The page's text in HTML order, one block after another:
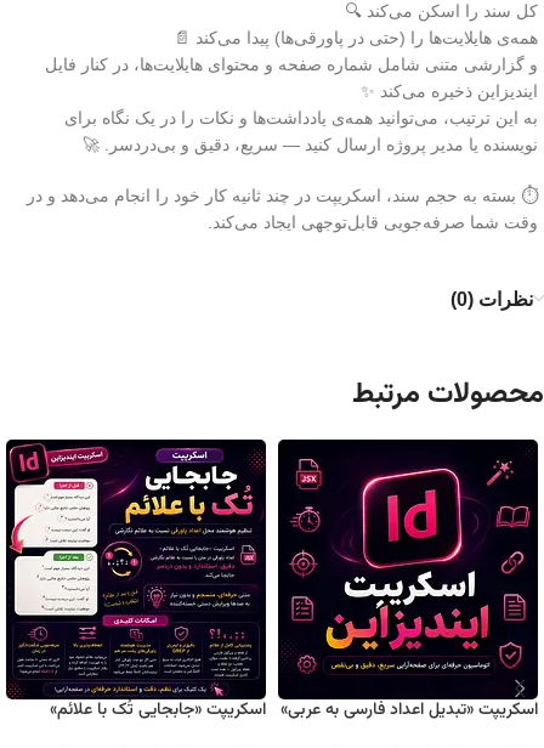
کل سند را اسکن می‌کند 🔍
همه‌ی هایلایت‌ها را (حتی در پاورقی‌ها) پیدا می‌کند 📄
و گزارشی متنی شامل شماره صفحه و محتوای هایلایت‌ها، در کنار فایل
ایندیزاین ذخیره می‌کند ✨
به این ترتیب، می‌توانید همه‌ی یادداشت‌ها و نکات را در یک نگاه برای
نویسنده یا مدیر پروژه ارسال کنید — سریع، دقیق و بی‌دردسر. 🚀
⏱ بسته به حجم سند، اسکریپت در چند ثانیه کار خود را انجام می‌دهد و در
وقت شما صرفه‌جویی قابل‌توجهی ایجاد می‌کند.
نظرات (0)
محصولات مرتبط
اسکریپت «تبدیل اعداد فارسی به عربی» اسکریپت «جابجایی تُک با علائم»